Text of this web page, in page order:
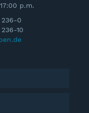
p.m.
236-0
10